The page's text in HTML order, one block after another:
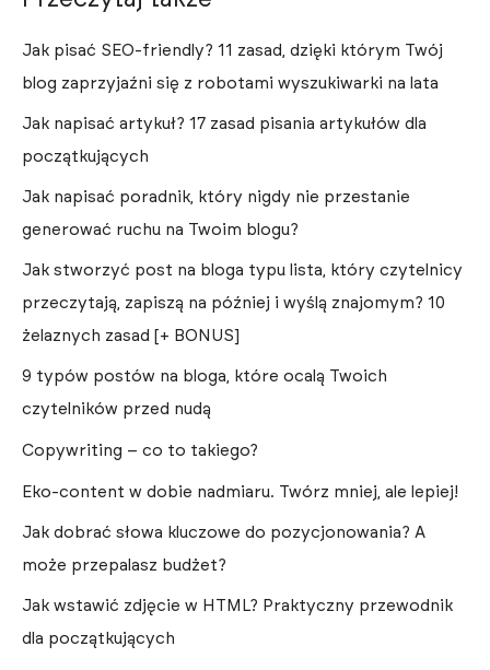
Jak pisać SEO-friendly? 11 zasad, dzięki którym Twój
blog zaprzyjaźni się z robotami wyszukiwarki na lata
Jak napisać artykuł? 17 zasad pisania artykułów dla
początkujących
Jak napisać poradnik, który nigdy nie przestanie
generować ruchu na Twoim blogu?
Jak stworzyć post na bloga typu lista, który czytelnicy
przeczytają, zapiszą na później i wyślą znajomym? 10
żelaznych zasad [+ BONUS]
9 typów postów na bloga, które ocalą Twoich
czytelników przed nudą
Copywriting – co to takiego?
Eko-content w dobie nadmiaru. Twórz mniej, ale lepiej!
Jak dobrać słowa kluczowe do pozycjonowania? A
może przepalasz budżet?
Jak wstawić zdjęcie w HTML? Praktyczny przewodnik
dla początkujących